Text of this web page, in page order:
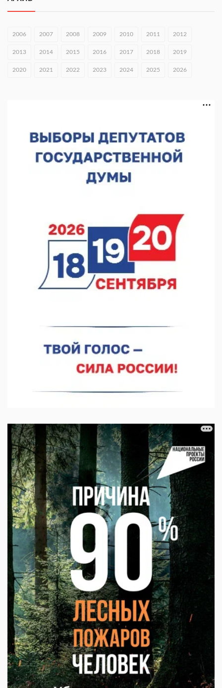
НН»
Центр «Долголетие по-нижегородски» проведет 50 встреч в
Совет молодых ученых начал работу при правительстве
региона
Около 800 школ готовят к новому учебному году
05.08.2026 15:23
2006 2007 2008 2009 2010 2011 2012
2013 2014 2015 2016 2017 2018 2019
2020 2021 2022 2023 2024 2025 2026